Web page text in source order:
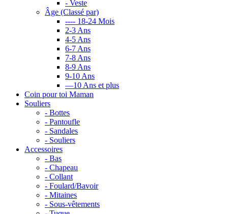
- Veste
Âge (Classé par)
---- 18-24 Mois
2-3 Ans
4-5 Ans
6-7 Ans
7-8 Ans
8-9 Ans
9-10 Ans
—10 Ans et plus
Coin pour toi Maman
Souliers
- Bottes
- Pantoufle
- Sandales
- Souliers
Accessoires
- Bas
- Chapeau
- Collant
- Foulard/Bavoir
- Mitaines
- Sous-vêtements